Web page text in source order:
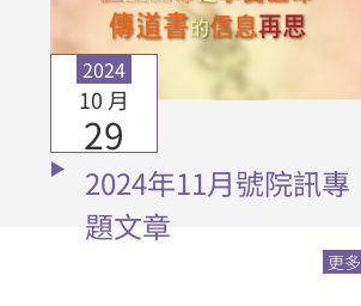
2024
10 月
29
2024年11月號院訊專
題文章
更多